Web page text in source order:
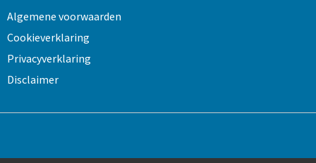
Algemene voorwaarden
Cookieverklaring
Privacyverklaring
Disclaimer